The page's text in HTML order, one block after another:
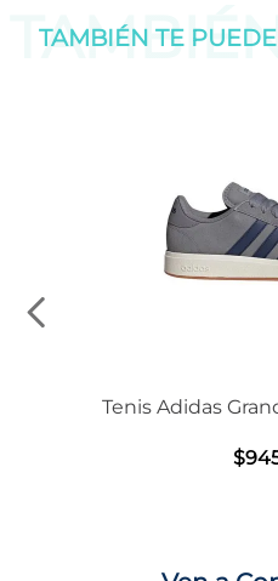
TAMBIÉN TE PUEDE
Tenis Adidas
$